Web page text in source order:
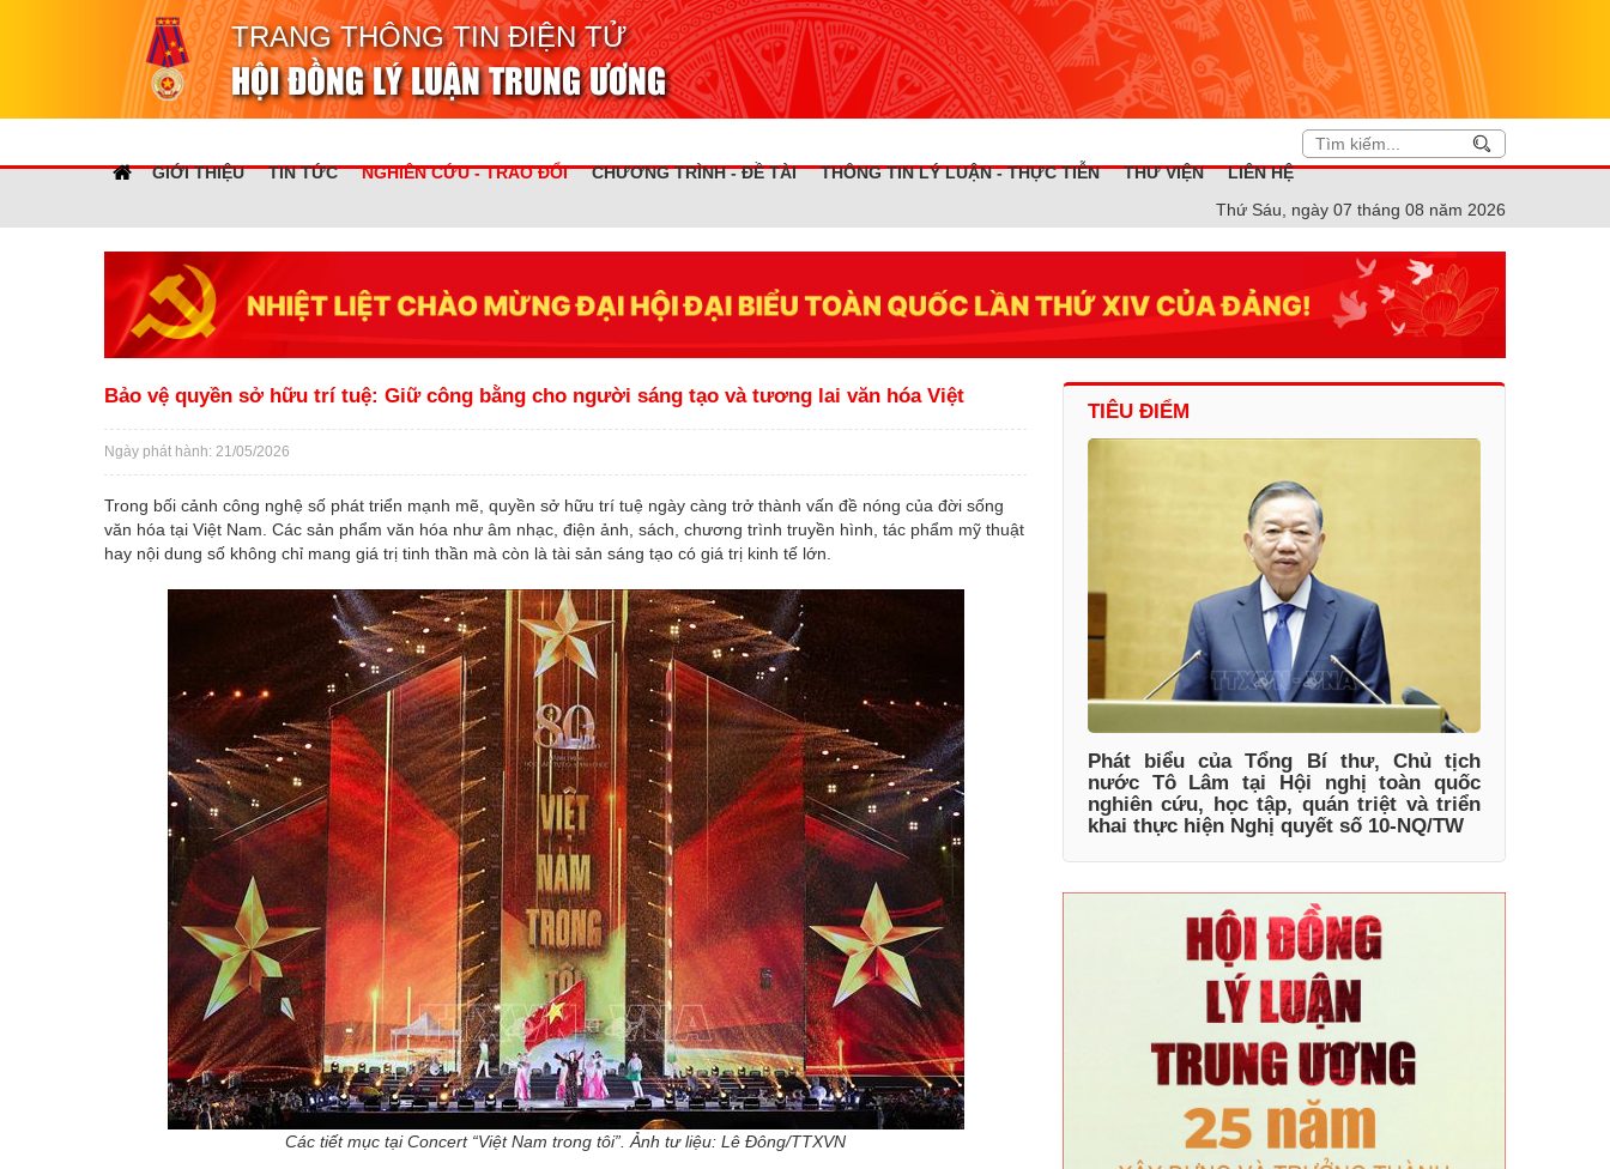
TRANG THÔNG TIN ĐIỆN TỬ
HỘI ĐỒNG LÝ LUẬN TRUNG ƯƠNG
GIỚI THIỆU TIN TỨC NGHIÊN CỨU - TRAO ĐỔI CHƯƠNG TRÌNH - ĐỀ TÀI THÔNG TIN LÝ LUẬN - THỰC TIỄN THƯ VIỆN
LIÊN HỆ
Thứ Sáu, ngày 07 tháng 08 năm 2026
Bảo vệ quyền sở hữu trí tuệ: Giữ công bằng cho người sáng tạo và tương lai văn hóa Việt
Ngày phát hành: 21/05/2026
Trong bối cảnh công nghệ số phát triển mạnh mẽ, quyền sở hữu trí tuệ ngày càng trở thành vấn đề nóng của đời sống
văn hóa tại Việt Nam. Các sản phẩm văn hóa như âm nhạc, điện ảnh, sách, chương trình truyền hình, tác phẩm mỹ thuật
hay nội dung số không chỉ mang giá trị tinh thần mà còn là tài sản sáng tạo có giá trị kinh tế lớn.
Các tiết mục tại Concert “Việt Nam trong tôi”. Ảnh tư liệu: Lê Đông/TTXVN
TIÊU ĐIỂM
Phát biểu của Tổng Bí thư, Chủ tịch
nước Tô Lâm tại Hội nghị toàn quốc
nghiên cứu, học tập, quán triệt và triển
khai thực hiện Nghị quyết số 10-NQ/TW